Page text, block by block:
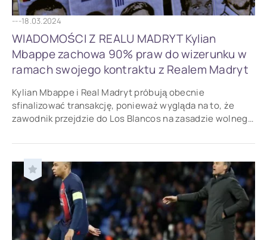
---18.03.2024
WIADOMOŚCI Z REALU MADRYT Kylian
Mbappe zachowa 90% praw do wizerunku w
ramach swojego kontraktu z Realem Madryt
Kylian Mbappe i Real Madryt próbują obecnie
sfinalizować transakcję, ponieważ wygląda na to, że
zawodnik przejdzie do Los Blancos na zasadzie wolnego